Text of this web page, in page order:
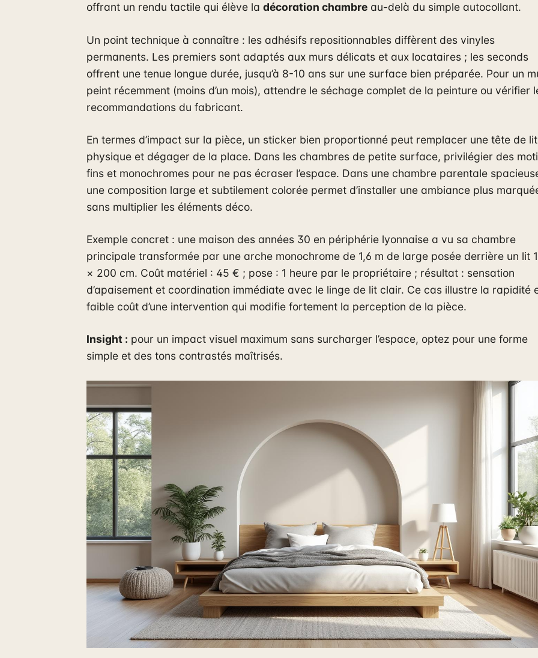
offrant un rendu tactile qui élève la décoration chambre au-delà du simple autocollant.
Un point technique à connaître : les adhésifs repositionnables diffèrent des vinyles
permanents. Les premiers sont adaptés aux murs délicats et aux locataires ; les seconds
offrent une tenue longue durée, jusqu’à 8-10 ans sur une surface bien préparée. Pour un
peint récemment (moins d’un mois), attendre le séchage complet de la peinture ou vérifier
recommandations du fabricant.
En termes d’impact sur la pièce, un sticker bien proportionné peut remplacer une tête de lit
physique et dégager de la place. Dans les chambres de petite surface, privilégier des
fins et monochromes pour ne pas écraser l’espace. Dans une chambre parentale
une composition large et subtilement colorée permet d’installer une ambiance plus
sans multiplier les éléments déco.
Exemple concret : une maison des années 30 en périphérie lyonnaise a vu sa chambre
principale transformée par une arche monochrome de 1,6 m de large posée derrière un lit
× 200 cm. Coût matériel : 45 € ; pose : 1 heure par le propriétaire ; résultat : sensation
d’apaisement et coordination immédiate avec le linge de lit clair. Ce cas illustre la rapidité
faible coût d’une intervention qui modifie fortement la perception de la pièce.
Insight : pour un impact visuel maximum sans surcharger l’espace, optez pour une forme
simple et des tons contrastés maîtrisés.